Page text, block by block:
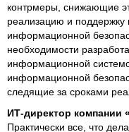
контрмеры, снижающие
реализацию и
информационной
необходимости
информационной
информационной
следящие за сроками
ИТ-директор компании
Практически все, что